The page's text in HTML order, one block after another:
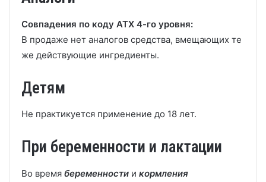
Совпадения по коду АТХ 4-го уровня:
В продаже нет аналогов средства, вмещающих те
же действующие ингредиенты.
Детям
Не практикуется применение до 18 лет.
При беременности и лактации
Во время беременности и кормления